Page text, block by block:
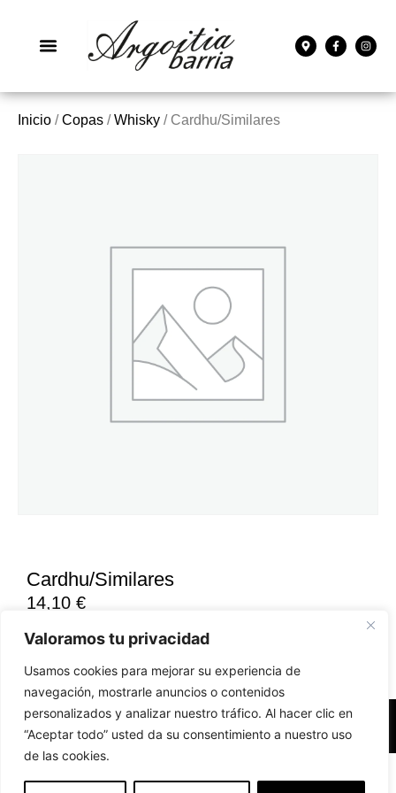
Valoramos tu privacidad
Usamos cookies para mejorar su experiencia de
navegación, mostrarle anuncios o contenidos
personalizados y analizar nuestro tráfico. Al hacer clic en
“Aceptar todo” usted da su consentimiento a nuestro uso
de las cookies.
Inicio /Copas /Whisky / Cardhu/Similares
Cardhu/Similares
14,10 €
Accesibilidad Aviso Legal Políticas de Cookies
EN